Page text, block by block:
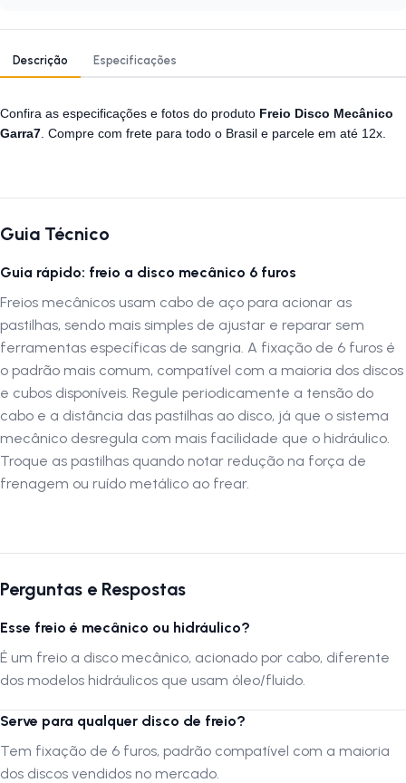
Descrição Especificações
Confira as especificações e fotos do produto Freio Disco Mecânico
Garra7 . Compre com frete para todo o Brasil e parcele em até 12x.
Guia Técnico
Guia rápido: freio a disco mecânico 6 furos
Freios mecânicos usam cabo de aço para acionar as
pastilhas, sendo mais simples de ajustar e reparar sem
ferramentas específicas de sangria. A fixação de 6 furos é
o padrão mais comum, compatível com a maioria dos discos
e cubos disponíveis. Regule periodicamente a tensão do
cabo e a distância das pastilhas ao disco, já que o sistema
mecânico desregula com mais facilidade que o hidráulico.
Troque as pastilhas quando notar redução na força de
frenagem ou ruído metálico ao frear.
Perguntas e Respostas
Esse freio é mecânico ou hidráulico?
É um freio a disco mecânico, acionado por cabo, diferente
dos modelos hidráulicos que usam óleo/fluido.
Serve para qualquer disco de freio?
Tem fixação de 6 furos, padrão compatível com a maioria
dos discos vendidos no mercado.